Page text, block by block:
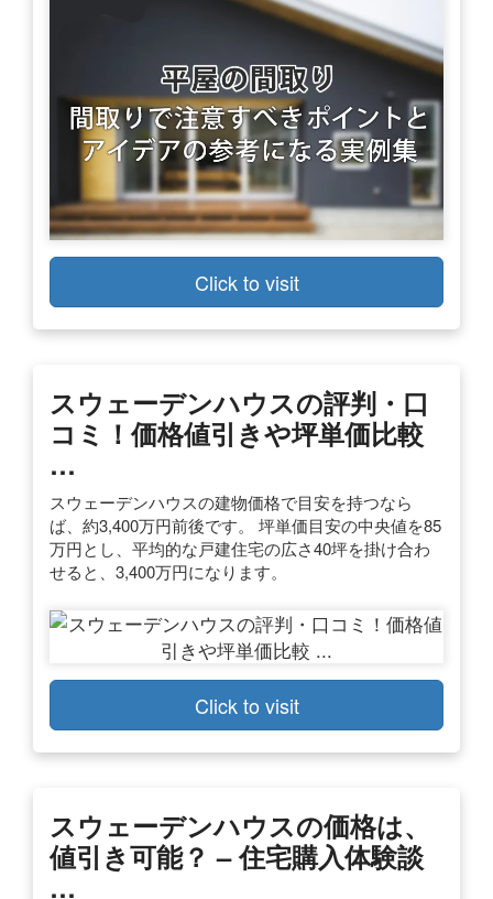
Click to visit
スウェーデンハウスの評判・口
コミ！価格値引きや坪単価比較
…
スウェーデンハウスの建物価格で目安を持つなら
ば、約3,400万円前後です。 坪単価目安の中央値を85
万円とし、平均的な戸建住宅の広さ40坪を掛け合わ
せると、3,400万円になります。
Click to visit
スウェーデンハウスの価格は、
値引き可能？ – 住宅購入体験談
…